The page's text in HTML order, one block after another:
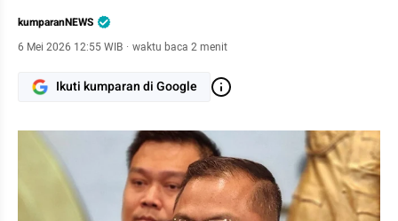
kumparanNEWS
6 Mei 2026 12:55 WIB · waktu baca 2 menit
Ikuti kumparan di Google